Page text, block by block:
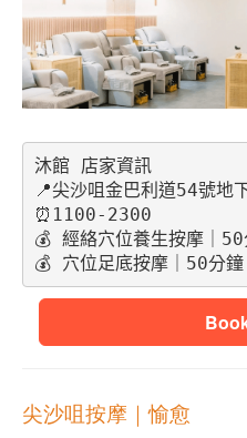
沐館 店家資訊
📍尖沙咀金巴利道54號地
⏰1100-2300
💰 經絡穴位養生按摩｜
💰 穴位足底按摩｜50分
尖沙咀按摩｜愉愈